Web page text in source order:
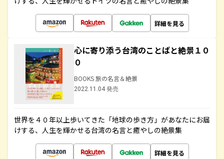
詳細を見る
心に寄り添う台湾のことばと絶景１０
０
BOOKS 旅の名言＆絶景
2022.11.04 発売
世界を４０年以上歩いてきた「地球の歩き方」があなたにお届
けする、人生を輝かせる台湾の名言と癒やしの絶景集
詳細を見る